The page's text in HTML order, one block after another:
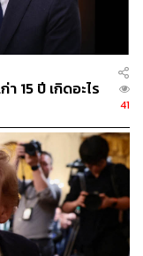
อิสราเอลได้ใจที่
นกาซา เลบานอน
อล ถือเป็นผู้นำต่าง
หลังรับตำแหน่ง
เป็นพันธมิตรที่
งจะยุ่งยากขึ้น และ
ยลง รวมถึงใน
ลางด้วย
15 ปี เกิดอะไร
41